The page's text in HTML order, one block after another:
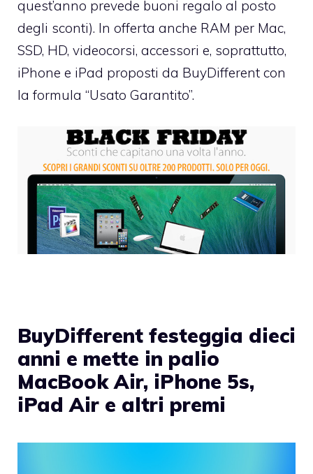
quest’anno prevede buoni regalo al posto
degli sconti). In offerta anche RAM per Mac,
SSD, HD, videocorsi, accessori e, soprattutto,
iPhone e iPad proposti da BuyDifferent con
la formula “Usato Garantito”.
BuyDifferent festeggia dieci
anni e mette in palio
MacBook Air, iPhone 5s,
iPad Air e altri premi